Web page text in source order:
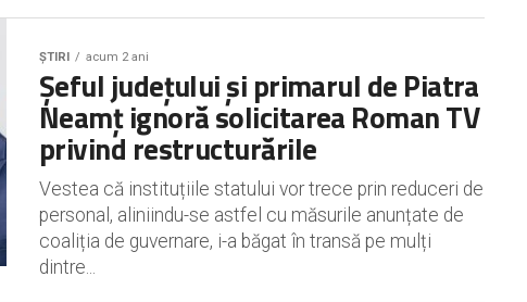
ȘTIRI acum 2 ani
Șeful județului și primarul de Piatra
Neamț ignoră solicitarea Roman TV
privind restructurările
Vestea că instituțiile statului vor trece prin reduceri de
personal, aliniindu-se astfel cu măsurile anunțate de
coaliția de guvernare, i-a băgat în transă pe mulți
dintre...